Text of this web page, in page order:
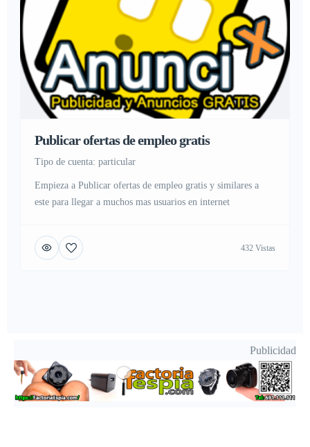
Publicar ofertas de empleo gratis
tipo de cuenta: particular
Empieza a Publicar ofertas de empleo gratis y similares a
este para llegar a muchos mas usuarios en internet
432 Vistas
Publicidad